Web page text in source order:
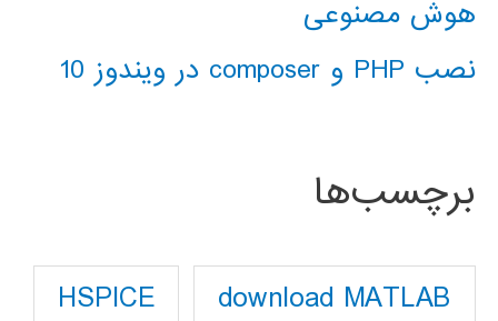
هوش مصنوعی
نصب PHP و composer در ویندوز 10
برچسب‌ها
download MATLAB
HSPICE